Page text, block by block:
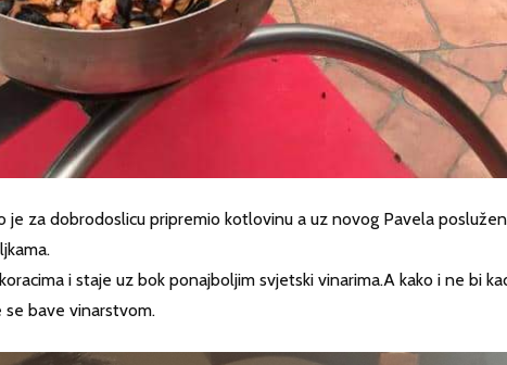
je za dobrodoslicu pripremio kotlovinu a uz novog Pavela
i staje uz bok ponajboljim svjetski vinarima.A kako i ne bi
se bave vinarstvom.